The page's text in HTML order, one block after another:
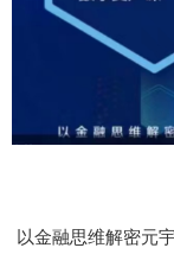
以金融思维解密元